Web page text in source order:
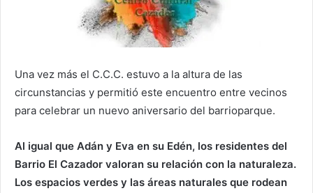
Una vez más el C.C.C. estuvo a la altura de las
circunstancias y permitió este encuentro entre vecinos
para celebrar un nuevo aniversario del barrioparque.
Al igual que Adán y Eva en su Edén, los residentes del
Barrio El Cazador valoran su relación con la naturaleza.
Los espacios verdes y las áreas naturales que rodean